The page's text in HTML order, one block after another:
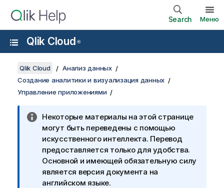
Search Меню
Qlik Cloud ®
Qlik Cloud
Анализ данных
Создание аналитики и визуализация данных
Управление приложениями
Некоторые материалы на этой странице
могут быть переведены с помощью
искусственного интеллекта. Перевод
предоставляется только для удобства.
Основной и имеющей обязательную силу
является версия документа на
английском языке.